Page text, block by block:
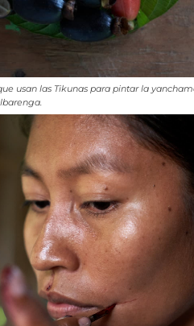
usan las Tikunas para pintar la